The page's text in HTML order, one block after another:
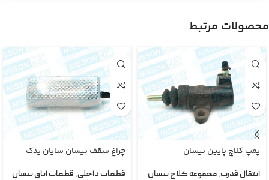
محصولات مرتبط
پمپ کلاچ پایین نیسان
انتقال قدرت,مجموعه کلاچ نیسان
چراغ سقف نیسان سایان یدک
قطعات داخلی, قطعات اتاق نیسان